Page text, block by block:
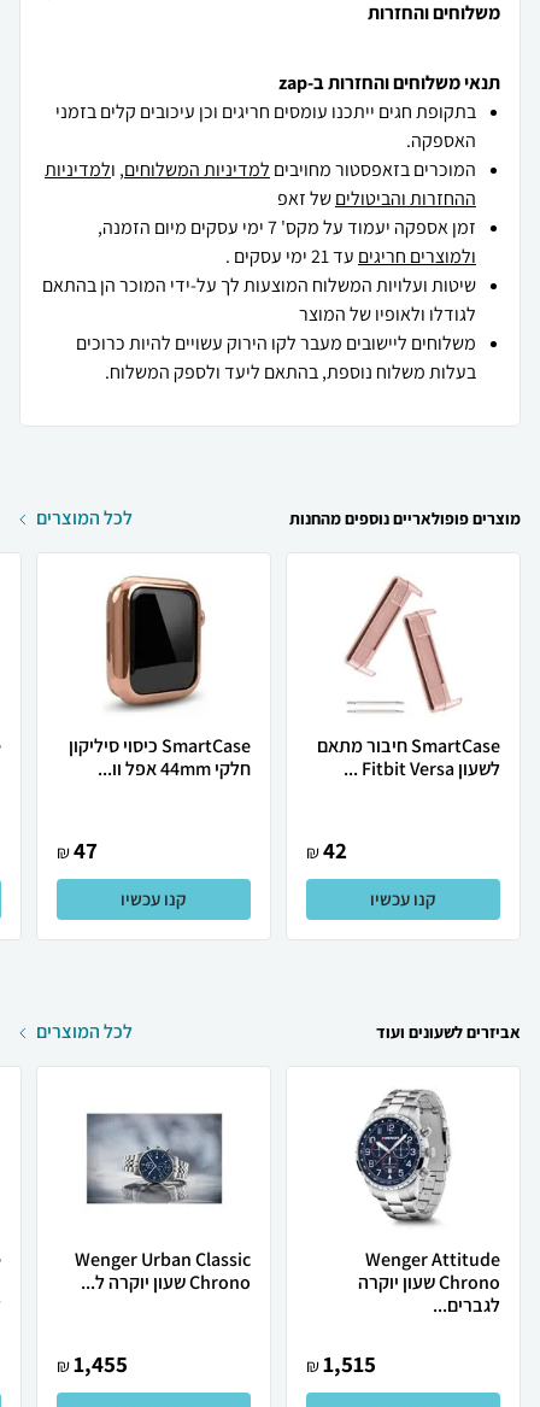
משלוחים והחזרות
תנאי משלוחים והחזרות ב-zap
בתקופת חגים ייתכנו עומסים חריגים וכן עיכובים קלים בזמני
האספקה.
המוכרים בזאפסטור מחויבים למדיניות המשלוחים, ולמדיניות
ההחזרות והביטוליםשל זאפ
זמן אספקה יעמוד על מקס' 7 ימי עסקים מיום הזמנה,
ולמוצרים חריגים עד 21 ימי עסקים .
שיטות ועלויות המשלוח המוצעות לך על-ידי המוכר הן בהתאם
לגודלו ולאופיו של המוצר
משלוחים ליישובים מעבר לקו הירוק עשויים להיות כרוכים
בעלות משלוח נוספת, בהתאם ליעד ולספק המשלוח.
מוצרים פופולאריים נוספים מהחנות לכל המוצרים
SmartCase חיבור מתאם
לשעון Fitbit Versa ...
42
₪
קנו עכשיו
SmartCase כיסוי סיליקון
חלקי 44mm אפל וו...
47
₪
קנו עכשיו
אביזרים לשעונים ועוד לכל המוצרים
Wenger Attitude
Chrono שעון יוקרה
לגברים...
1,515
₪
Wenger Urban Classic
Chrono שעון יוקרה ל...
1,455
₪